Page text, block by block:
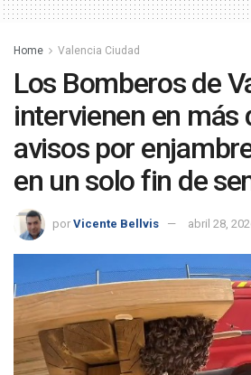
Home Valencia Ciudad
Los Bomberos de
intervienen en más
avisos por
en un solo fin de
por Vicente Bellvis abril 28,